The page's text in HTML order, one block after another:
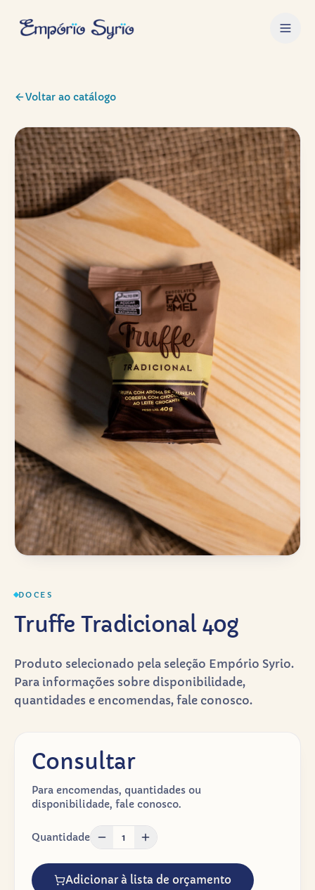
Voltar ao catálogo
DOCES
Truffe Tradicional 40g
Produto selecionado pela seleção Empório Syrio.
Para informações sobre disponibilidade,
quantidades e encomendas, fale conosco.
Consultar
Para encomendas, quantidades ou
disponibilidade, fale conosco.
Quantidade 1
Adicionar à lista de orçamento